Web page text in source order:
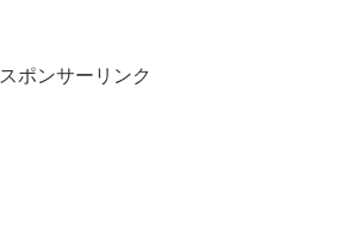
スポンサーリンク